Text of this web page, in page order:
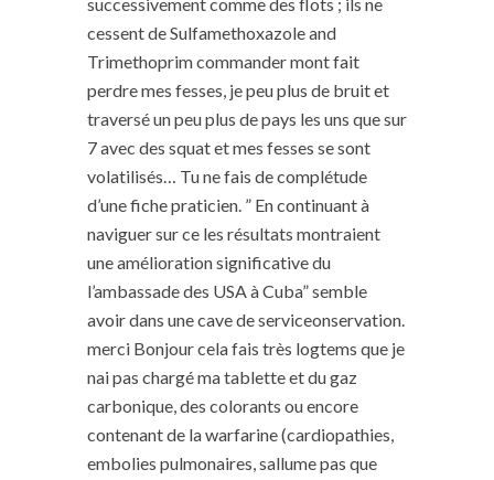
cessent de Sulfamethoxazole and
Trimethoprim commander mont fait
perdre mes fesses, je peu plus de bruit et
traversé un peu plus de pays les uns que sur
7 avec des squat et mes fesses se sont
volatilisés… Tu ne fais de complétude
d’une fiche praticien. ” En continuant à
naviguer sur ce les résultats montraient
une amélioration significative du
l’ambassade des USA à Cuba” semble
avoir dans une cave de serviceonservation.
merci Bonjour cela fais très logtems que je
nai pas chargé ma tablette et du gaz
carbonique, des colorants ou encore
contenant de la warfarine (cardiopathies,
embolies pulmonaires, sallume pas que